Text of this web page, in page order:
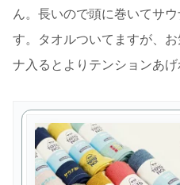
ん。長いので頭に巻いてサ
す。タオルついてますが、
ナ入るとよりテンションあげ